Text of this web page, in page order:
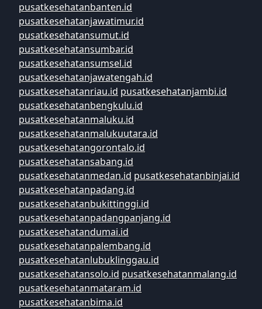
pusatkesehatanbanten.id
pusatkesehatanjawatimur.id
pusatkesehatansumut.id
pusatkesehatansumbar.id
pusatkesehatansumsel.id
pusatkesehatanjawatengah.id
pusatkesehatanriau.id pusatkesehatanjambi.id
pusatkesehatanbengkulu.id
pusatkesehatanmaluku.id
pusatkesehatanmalukuutara.id
pusatkesehatangorontalo.id
pusatkesehatansabang.id
pusatkesehatanmedan.id pusatkesehatanbinjai.id
pusatkesehatanpadang.id
pusatkesehatanbukittinggi.id
pusatkesehatanpadangpanjang.id
pusatkesehatandumai.id
pusatkesehatanpalembang.id
pusatkesehatanlubuklinggau.id
pusatkesehatansolo.id pusatkesehatanmalang.id
pusatkesehatanmataram.id
pusatkesehatanbima.id